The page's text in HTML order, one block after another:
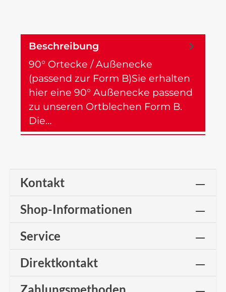
Beschreibung
90° Ortecke / Außenecke
(passend zur Form B)Sie erhalten
hier eine 90° Außenecke passend
zu unseren Ortblechen Form B.
Die…
Kontakt
Shop-Informationen
Service
Direktkontakt